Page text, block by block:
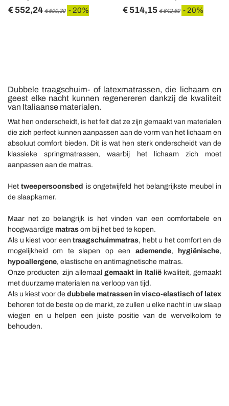
€ 552,24 € 690,30 - 20% € 514,15 € 642,69 - 20%
Dubbele traagschuim- of latexmatrassen, die lichaam en
geest elke nacht kunnen regenereren dankzij de kwaliteit
van Italiaanse materialen.
Wat hen onderscheidt, is het feit dat ze zijn gemaakt van materialen
die zich perfect kunnen aanpassen aan de vorm van het lichaam en
absoluut comfort bieden. Dit is wat hen sterk onderscheidt van de
klassieke springmatrassen, waarbij het lichaam zich moet
aanpassen aan de matras.
Hettweepersoonsbed is ongetwijfeld het belangrijkste meubel in
de slaapkamer.
Maar net zo belangrijk is het vinden van een comfortabele en
hoogwaardige matras om bij het bed te kopen.
Als u kiest voor een traagschuimmatras, hebt u het comfort en de
mogelijkheid om te slapen op een ademende, hygiënische,
hypoallergene, elastische en antimagnetische matras.
Onze producten zijn allemaal gemaakt in Italië kwaliteit, gemaakt
met duurzame materialen na verloop van tijd.
Als u kiest voor de dubbele matrassen in visco-elastisch of latex
behoren tot de beste op de markt, ze zullen u elke nacht in uw slaap
wiegen en u helpen een juiste positie van de wervelkolom te
behouden.